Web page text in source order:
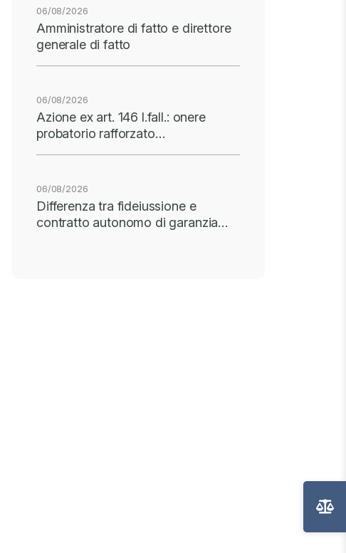
06/08/2026
Amministratore di fatto e direttore
generale di fatto
06/08/2026
Azione ex art. 146 l.fall.: onere
probatorio rafforzato…
06/08/2026
Differenza tra fideiussione e
contratto autonomo di garanzia…